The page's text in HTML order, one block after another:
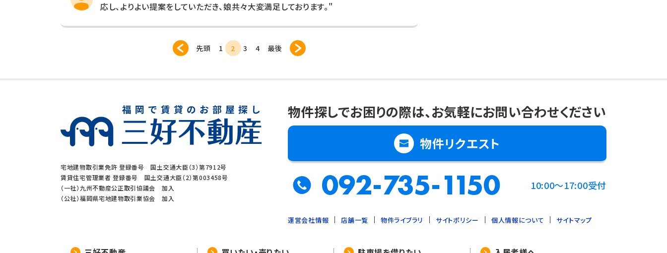
応し、よりよい提案をしていただき、娘共々大変満足しております。"
先頭 1 2 3 4 最後
宅地建物取引業免許 登録番号 国土交通大臣（3）第7912号
賃貸住宅管理業者 登録番号 国土交通大臣（2）第003458号
（一社）九州不動産公正取引協議会 加入
（公社）福岡県宅地建物取引業協会 加入
物件探しでお困りの際は、お気軽にお問い合わせください
物件リクエスト
092-735-1150 10:00～17:00受付
運営会社情報 店舗一覧 物件ライブラリ サイトポリシー 個人情報について サイトマップ